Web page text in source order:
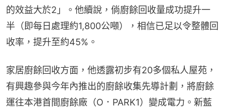
的效益大於2」。他續說，倘廚餘回收量成功提升一
半（即每日處理約1,800公噸），相信已足以令整體回
收率，提升至約45%。
家居廚餘回收方面，他透露初步有20多個私人屋苑，
有興趣參與今年內推出的廚餘收集先導計劃，將廚餘
運往本港首間廚餘廠（O．PARK1）變成電力。新藍